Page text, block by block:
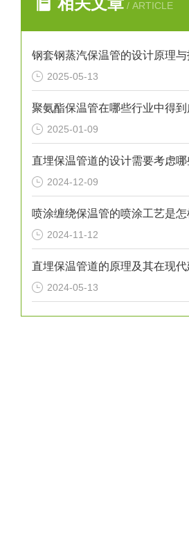
/ ARTICLE
2025-05-13
2025-01-09
2024-12-09
喷涂缠绕保温管的喷涂工艺是怎
2024-11-12
2024-05-13